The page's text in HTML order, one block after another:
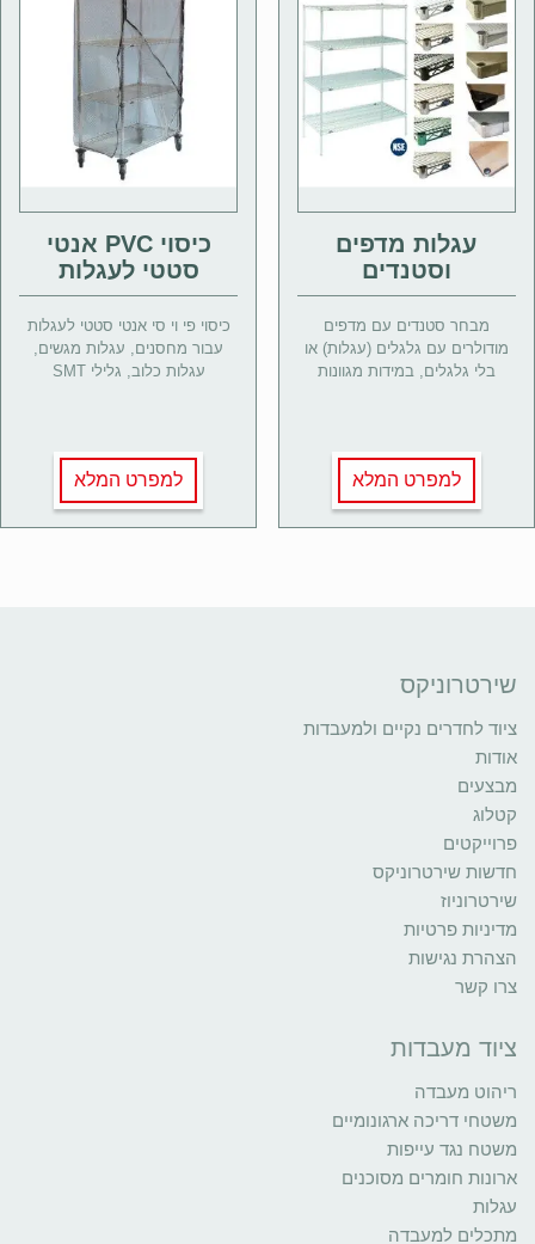
עגלות מדפים
וסטנדים
מבחר סטנדים עם מדפים
מודולרים עם גלגלים (עגלות) או
בלי גלגלים, במידות מגוונות
למפרט המלא
כיסוי PVC אנטי
סטטי לעגלות
כיסוי פי וי סי אנטי סטטי לעגלות
עבור מחסנים, עגלות מגשים,
עגלות כלוב, גלילי SMT
למפרט המלא
שירטרוניקס
ציוד לחדרים נקיים ולמעבדות
אודות
מבצעים
קטלוג
פרוייקטים
חדשות שירטרוניקס
שירטרוניוז
מדיניות פרטיות
הצהרת נגישות
צרו קשר
ציוד מעבדות
ריהוט מעבדה
משטחי דריכה ארגונומיים
משטח נגד עייפות
ארונות חומרים מסוכנים
עגלות
מתכלים למעבדה